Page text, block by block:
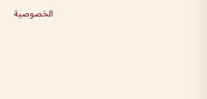
الخصوصية